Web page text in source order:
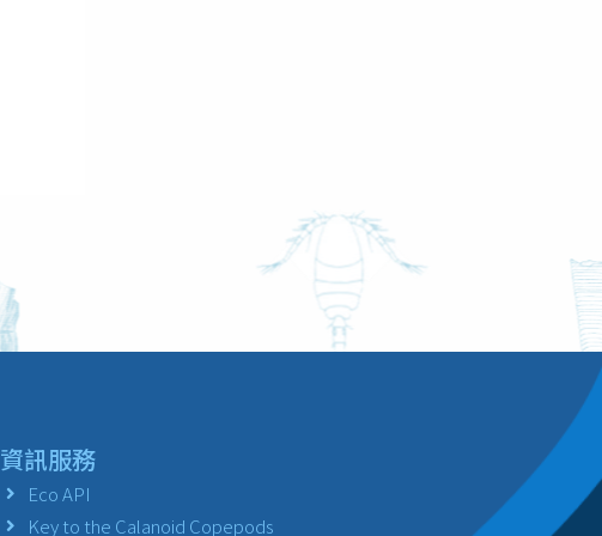
資訊服務
Eco API
Key to the Calanoid Copepods